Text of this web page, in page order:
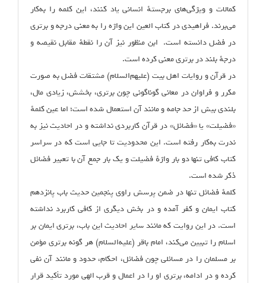
کمالات و ویژگی‌های برجستهٔ انسانی یاد کنند، این کلمه را به‌کار
می‌برند. فراهیدی در کتاب العین این واژه را به معنی درجه و برتری
در فضل دانسته است. ابن منظور نیز آن را نقطهٔ مقابل نقیصه و
درجهٔ بلند در برتری معنی کرده است.
در قرآن و روایات اهل بیت (علیهم‌السلام) مشتقات فضل به صورت
مکرر و فراوان در معانی گوناگونی چون برتری، بخشش، زیادی مال،
بلندی بیش از حد جامه و مانند آن استعمال شده است؛ اما عین کلمهٔ
«فضیلت» یا «فضائل» در قرآن کاربردی نداشته و در احادیث نیز به
ندرت به‌کار رفته است. این محدودیت تا جایی است که در سراسر
کتاب کافی تنها دو بار واژهٔ فضیلت و یک بار جمع آن با تعبیر فضائل
ذکر شده است.
کلمهٔ فضائل تنها در ضمن پرسش راوی پنجمین حدیث باب پانزدهم
کتاب ایمان و کفر آمده و در بخش دیگری از کافی کاربرد نداشته
است. در این روایت که مانند سایر احادیث این باب، برتری ایمان بر
اسلام را تبیین می‌کند، امام باقر (علیه‌السلام) هر گونه برتری مؤمن
بر مسلمان را در مسائلی چون فضائل، احکام، حدود و مانند آن نفی
کرده و در ادامه، برتری او را در اعمال و قرب الهی مورد تأکید قرار